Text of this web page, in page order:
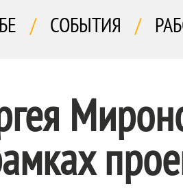
/ СОБЫТИЯ /